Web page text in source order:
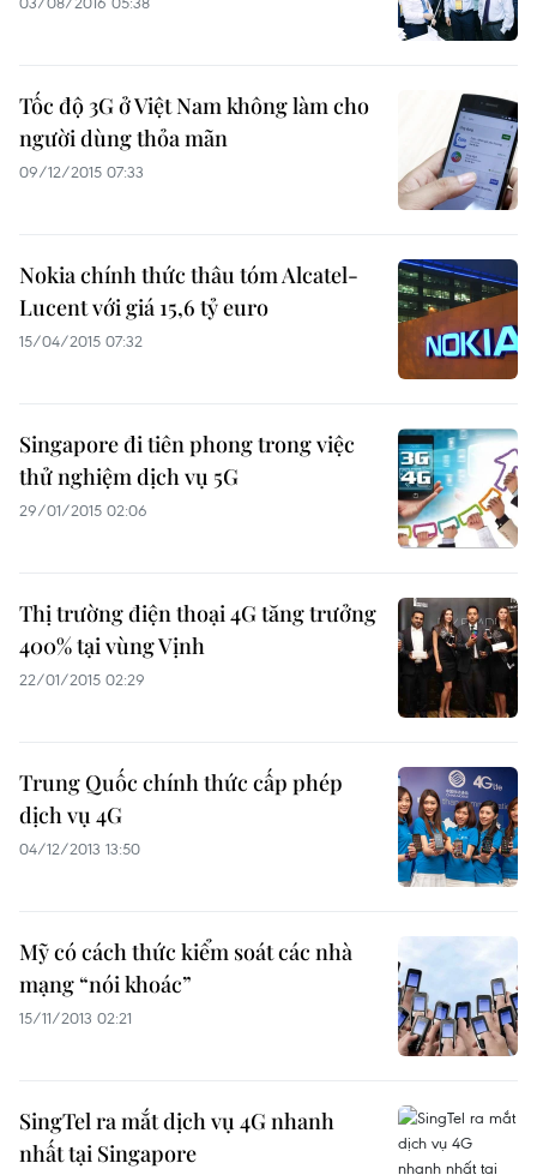
Tốc độ 3G ở Việt Nam không làm cho
người dùng thỏa mãn
09/12/2015 07:33
Nokia chính thức thâu tóm Alcatel-
Lucent với giá 15,6 tỷ euro
15/04/2015 07:32
Singapore đi tiên phong trong việc
thử nghiệm dịch vụ 5G
29/01/2015 02:06
Thị trường điện thoại 4G tăng trưởng
400% tại vùng Vịnh
22/01/2015 02:29
Trung Quốc chính thức cấp phép
dịch vụ 4G
04/12/2013 13:50
Mỹ có cách thức kiểm soát các nhà
mạng “nói khoác”
15/11/2013 02:21
SingTel ra mắt dịch vụ 4G nhanh
nhất tại Singapore